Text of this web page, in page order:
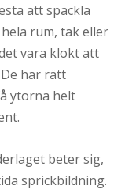
att spackla
rum, tak eller
vara klokt att
har rätt
ytorna helt
beter sig,
sprickbildning.